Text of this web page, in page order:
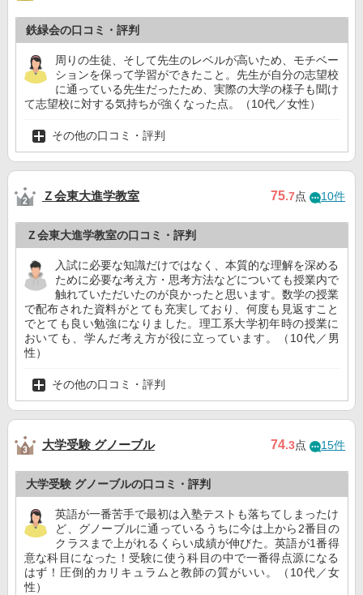
鉄緑会の口コミ・評判
周りの生徒、そして先生のレベルが高いため、モチベー
ションを保って学習ができたこと。先生が自分の志望校
に通っている先生だったため、実際の大学の様子も聞け
て志望校に対する気持ちが強くなった点。（10代／女性）
その他の口コミ・評判
Ｚ会東大進学教室 75.7点 10件
Ｚ会東大進学教室の口コミ・評判
入試に必要な知識だけではなく、本質的な理解を深める
ために必要な考え方・思考方法などについても授業内で
触れていただいたのが良かったと思います。数学の授業
で配布された資料がとても充実しており、何度も見返すこと
でとても良い勉強になりました。理工系大学初年時の授業に
おいても、学んだ考え方が役に立っています。（10代／男
性）
その他の口コミ・評判
大学受験 グノーブル 74.3点 15件
大学受験 グノーブルの口コミ・評判
英語が一番苦手で最初は入塾テストも落ちてしまったけ
ど、グノーブルに通っているうちに今は上から2番目の
クラスまで上がれるくらい成績が伸びた。英語が1番得
意な科目になった！受験に使う科目の中で一番得点源になる
はず！圧倒的カリキュラムと教師の質がいい。（10代／女
性）